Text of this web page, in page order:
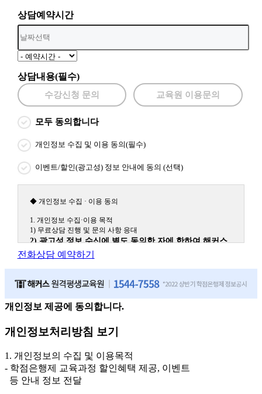
상담예약시간
상담내용(필수)
수강신청 문의 교육원 이용문의
모두 동의합니다
개인정보 수집 및 이용 동의(필수)
이벤트/할인(광고성) 정보 안내에 동의 (선택)
◆ 개인정보 수집 · 이용 동의
1. 개인정보 수집·이용 목적
1) 무료상담 진행 및 문의 사항 응대
2) 광고성 정보 수신에 별도 동의한 자에 한하여 해커스
원격평생교육원을 비롯한 해커스 교육그룹의 새로운 서
(해커스교육그룹: 해커스인강, 해커스프랩, 해커스톡, 해커스중국
원, 해커스경찰, 해커스소방, 해커스공인중개사, 해커스주택관리
사, 해커스편입 등)
2. 개인정보 수집·이용 항목: 이름, 휴대폰번호
3. 개인정보 보유/이용 기간: 법령상 정하는 경우를 제외
하고는 회원탈퇴 시까지 이용 및 보관합니다. 단, 비회원
이거나 상담 시로부터 3년 이내 탈퇴하는 자의 경우, 소
비자 불만 또는 분쟁처리를 위해 3년간 보관합니다.
전화상담 예약하기
개인정보 제공에 동의합니다.
개인정보처리방침 보기
1. 개인정보의 수집 및 이용목적
- 학점은행제 교육과정 할인혜택 제공, 이벤트
등 안내 정보 전달